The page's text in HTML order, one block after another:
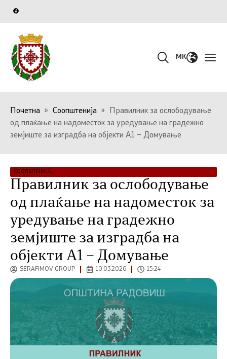
MK
Почетна » Соопштенија »
Правилник за ослободување
од плаќање на надоместок за уредување на градежно
земјиште за изградба на објекти А1 – Домување
СООПШТЕНИЈА
Правилник за ослободување
од плаќање на надоместок за
уредување на градежно
земјиште за изградба на
објекти А1 – Домување
SERAFIMOV GROUP 10.03.2026 15:24